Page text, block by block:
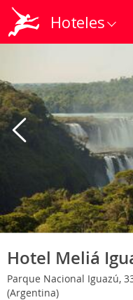
Hoteles
Hotel Meliá
Parque Nacional Iguazú,
(Argentina)